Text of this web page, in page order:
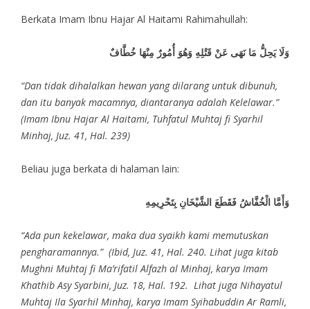
Berkata Imam Ibnu Hajar Al Haitami Rahimahullah:
وَلَا يَحِلُّ مَا نَهَى عَنْ قَتْلِهِ وَهُوَ أُمُورٌ مِنْهَا خُطَّافٌ
“Dan tidak dihalalkan hewan yang dilarang untuk dibunuh,
dan itu banyak macamnya, diantaranya adalah Kelelawar.”
(Imam Ibnu Hajar Al Haitami, Tuhfatul Muhtaj fi Syarhil
Minhaj, Juz. 41, Hal. 239)
Beliau juga berkata di halaman lain:
وَأَمَّا الْخُفَّاشُ فَقَطَعَ الشَّيْخَانِ بِتَحْرِيمِهِ
“Ada pun kekelawar, maka dua syaikh kami memutuskan
pengharamannya.” (Ibid, Juz. 41, Hal. 240. Lihat juga kitab
Mughni Muhtaj fi Ma’rifatil Alfazh al Minhaj, karya Imam
Khathib Asy Syarbini, Juz. 18, Hal. 192. Lihat juga Nihayatul
Muhtaj Ila Syarhil Minhaj, karya Imam Syihabuddin Ar Ramli,